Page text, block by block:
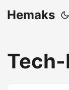
Hemaks